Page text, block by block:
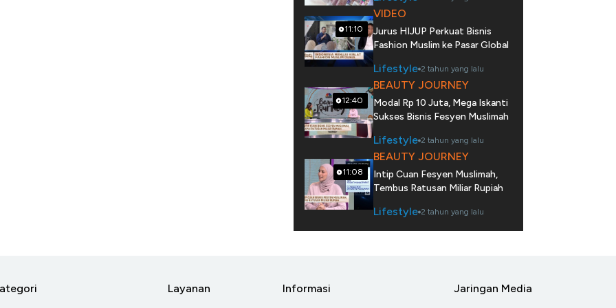
11:10
VIDEO
Jurus HIJUP Perkuat Bisnis
Fashion Muslim ke Pasar Global
Lifestyle 2 tahun yang lalu
12:40
BEAUTY JOURNEY
Modal Rp 10 Juta, Mega Iskanti
Sukses Bisnis Fesyen Muslimah
Lifestyle 2 tahun yang lalu
11:08
BEAUTY JOURNEY
Intip Cuan Fesyen Muslimah,
Tembus Ratusan Miliar Rupiah
Lifestyle 2 tahun yang lalu
Layanan Informasi Jaringan Media